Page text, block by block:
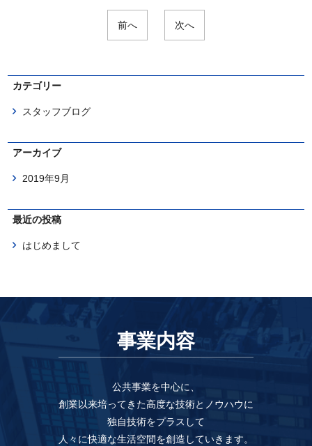
前へ 次へ
カテゴリー
スタッフブログ
アーカイブ
2019年9月
最近の投稿
はじめまして
事業内容
公共事業を中心に、
創業以来培ってきた高度な技術とノウハウに
独自技術をプラスして
人々に快適な生活空間を創造していきます。